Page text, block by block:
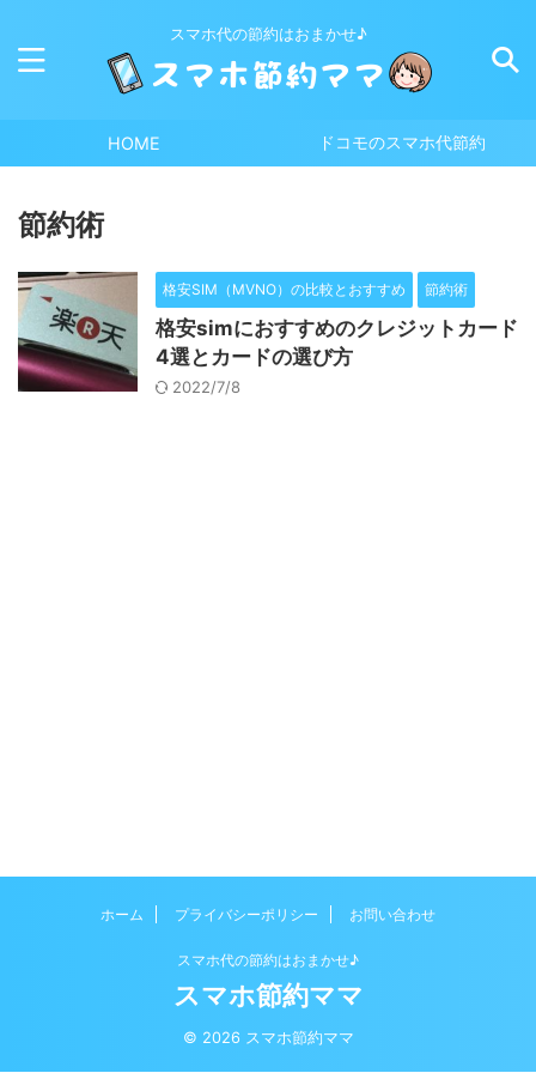
スマホ代の節約はおまかせ♪
HOME ドコモのスマホ代節約
節約術
格安SIM（MVNO）の比較とおすすめ 節約術
格安simにおすすめのクレジットカード
4選とカードの選び方
2022/7/8
ホーム プライバシーポリシー お問い合わせ
スマホ代の節約はおまかせ♪
スマホ節約ママ
© 2026 スマホ節約ママ